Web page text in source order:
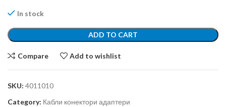
In stock
ADD TO CART
Compare Add to wishlist
SKU: 4011010
Category: Кабли конектори адаптери